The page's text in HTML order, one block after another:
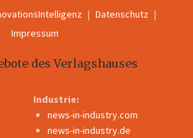
Datenschutz
Impressum
des Verlagshauses
Industrie:
news-in-industry.com
news-in-industry.de